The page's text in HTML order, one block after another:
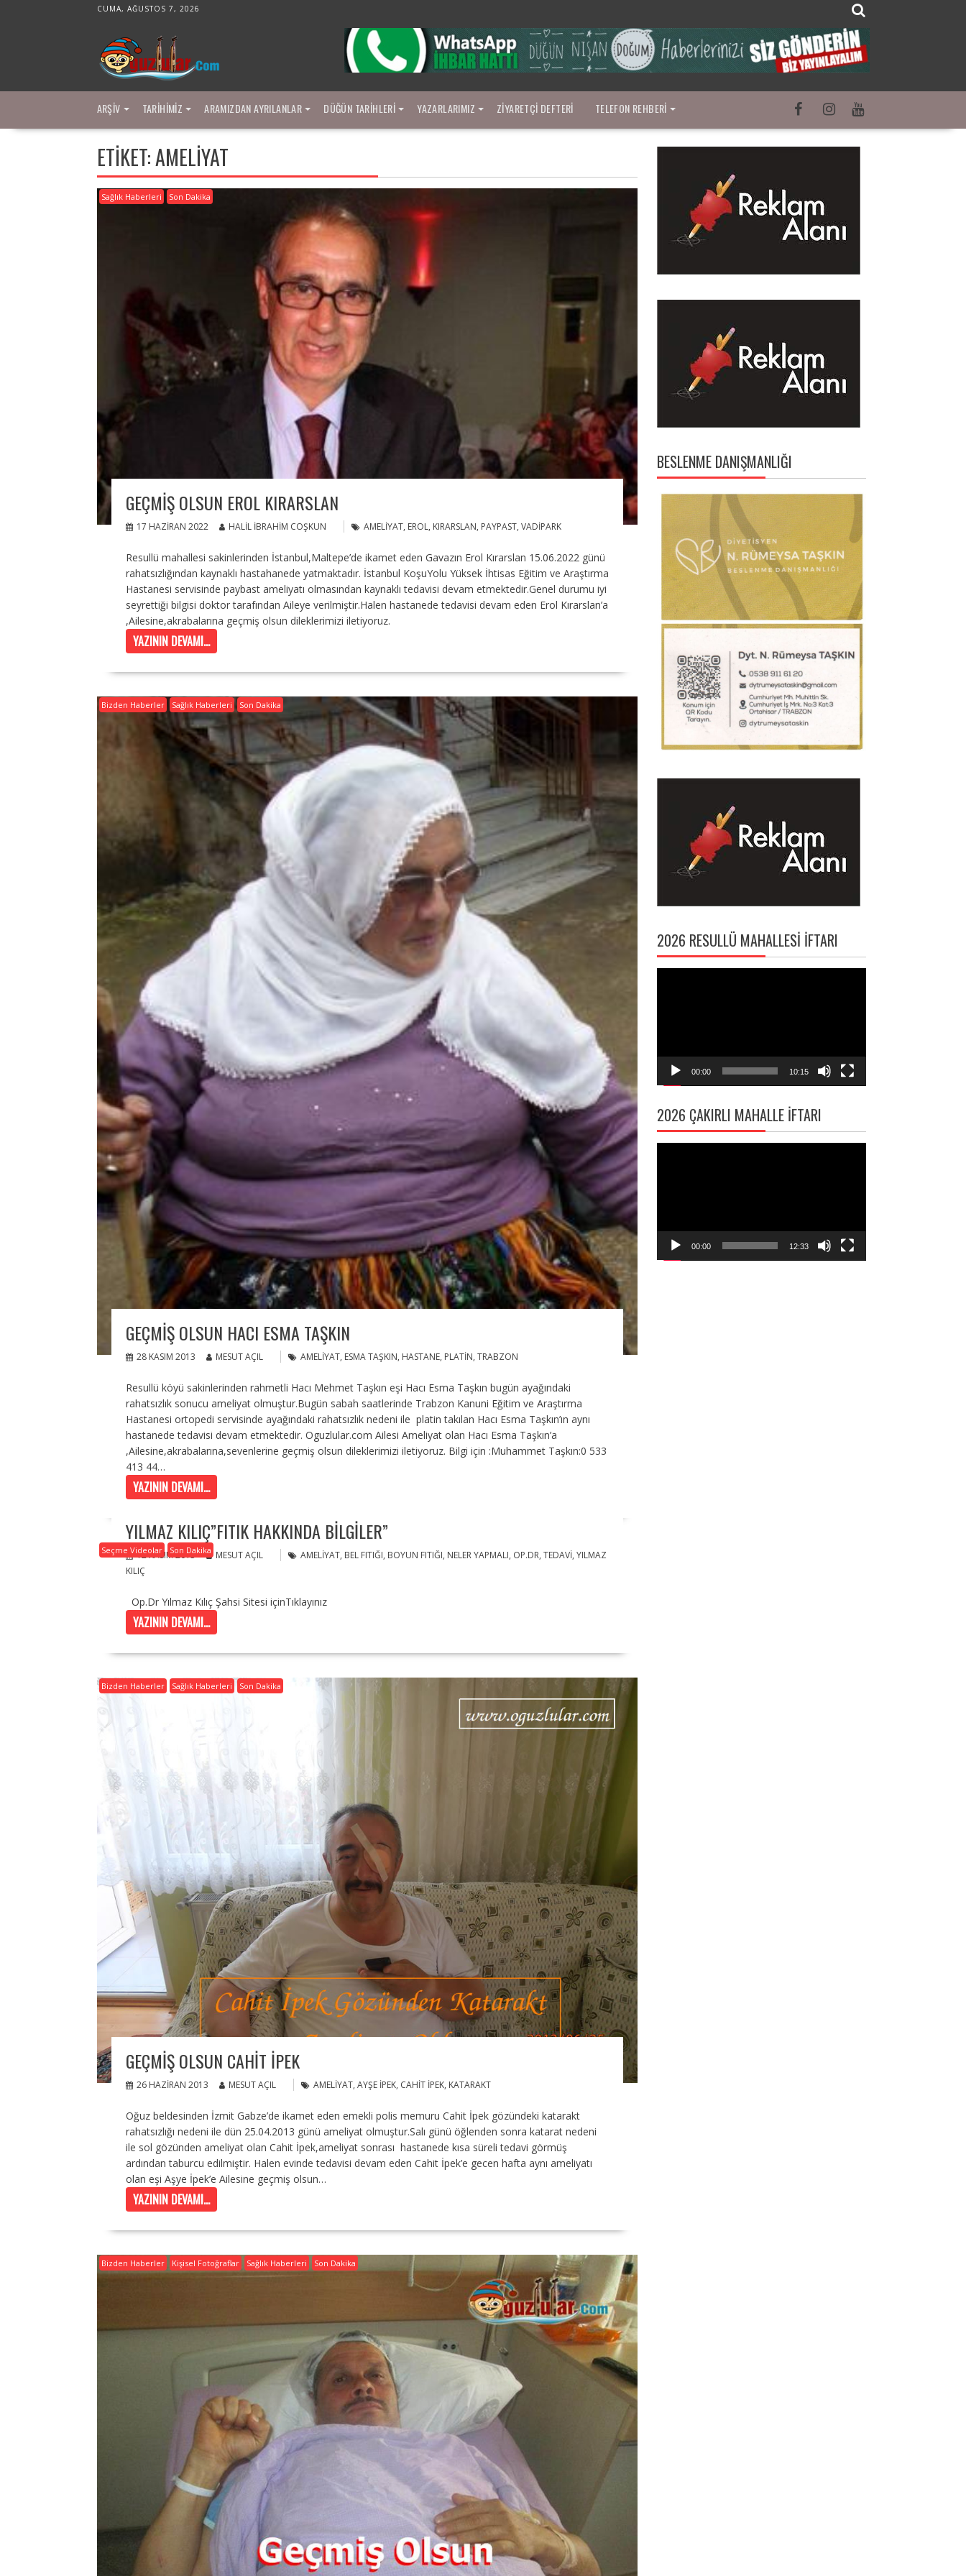
CUMA, AĞUSTOS 7, 2026
ARŞIV TARIHIMIZ ARAMIZDAN AYRILANLAR DÜĞÜN TARIHLERI YAZARLARIMIZ ZIYARETÇI DEFTERI TELEFON REHBERI
ETIKET:AMELIYAT
Sağlık Haberleri Son Dakika
GEÇMIŞ OLSUN EROL KIRARSLAN
17 HAZIRAN 2022 HALIL İBRAHIM COŞKUN AMELIYAT, EROL, KIRARSLAN, PAYPAST, VADIPARK
Resullü mahallesi sakinlerinden İstanbul,Maltepe’de ikamet eden Gavazın Erol Kırarslan 15.06.2022 günü
rahatsızlığından kaynaklı hastahanede yatmaktadır. İstanbul KoşuYolu Yüksek İhtisas Eğitim ve Araştırma
Hastanesi servisinde paybast ameliyatı olmasından kaynaklı tedavisi devam etmektedir.Genel durumu iyi
seyrettiği bilgisi doktor tarafından Aileye verilmiştir.Halen hastanede tedavisi devam eden Erol Kırarslan’a
,Ailesine,akrabalarına geçmiş olsun dileklerimizi iletiyoruz.
YAZININ DEVAMI...
Bizden Haberler Sağlık Haberleri Son Dakika
GEÇMIŞ OLSUN HACI ESMA TAŞKIN
28 KASIM 2013 MESUT AÇIL AMELIYAT, ESMA TAŞKIN, HASTANE, PLATIN, TRABZON
Resullü köyü sakinlerinden rahmetli Hacı Mehmet Taşkın eşi Hacı Esma Taşkın bugün ayağındaki
rahatsızlık sonucu ameliyat olmuştur.Bugün sabah saatlerinde Trabzon Kanuni Eğitim ve Araştırma
Hastanesi ortopedi servisinde ayağındaki rahatsızlık nedeni ile platin takılan Hacı Esma Taşkın’ın aynı
hastanede tedavisi devam etmektedir. Oguzlular.com Ailesi Ameliyat olan Hacı Esma Taşkın’a
,Ailesine,akrabalarına,sevenlerine geçmiş olsun dileklerimizi iletiyoruz. Bilgi için :Muhammet Taşkın:0 533
413 44…
YAZININ DEVAMI...
Seçme Videolar Son Dakika
YILMAZ KILIÇ”FITIK HAKKINDA BILGILER”
12 KASIM 2013 MESUT AÇIL AMELIYAT, BEL FITIĞI, BOYUN FITIĞI, NELER YAPMALI, OP.DR, TEDAVI, YILMAZ
KILIÇ
Op.Dr Yılmaz Kılıç Şahsi Sitesi içinTıklayınız
YAZININ DEVAMI...
Bizden Haberler Sağlık Haberleri Son Dakika
GEÇMIŞ OLSUN CAHIT İPEK
26 HAZIRAN 2013 MESUT AÇIL AMELIYAT, AYŞE IPEK, CAHIT IPEK, KATARAKT
Oğuz beldesinden İzmit Gabze’de ikamet eden emekli polis memuru Cahit İpek gözündeki katarakt
rahatsızlığı nedeni ile dün 25.04.2013 günü ameliyat olmuştur.Salı günü öğlenden sonra katarat nedeni
ile sol gözünden ameliyat olan Cahit İpek,ameliyat sonrası hastanede kısa süreli tedavi görmüş
ardından taburcu edilmiştir. Halen evinde tedavisi devam eden Cahit İpek’e gecen hafta aynı ameliyatı
olan eşi Aşye İpek’e Ailesine geçmiş olsun…
YAZININ DEVAMI...
Bizden Haberler Kişisel Fotoğraflar Sağlık Haberleri Son Dakika
BESLENME DANIŞMANLIĞI
2026 RESULLÜ MAHALLESI İFTARI
00:00 10:15
2026 ÇAKIRLI MAHALLE İFTARI
00:00 12:33